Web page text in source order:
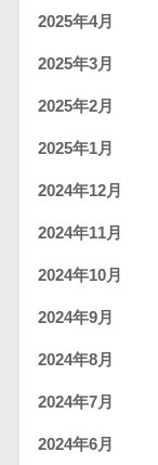
2025年4月
2025年3月
2025年2月
2025年1月
2024年12月
2024年11月
2024年10月
2024年9月
2024年8月
2024年7月
2024年6月